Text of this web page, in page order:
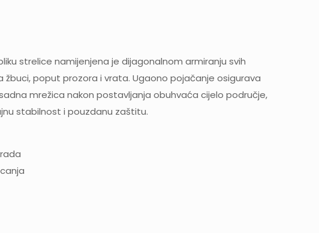
strelice namijenjena je dijagonalnom armiranju svih
žbuci, poput prozora i vrata. Ugaono pojačanje osigurava
mrežica nakon postavljanja obuhvaća cijelo područje,
stabilnost i pouzdanu zaštitu.